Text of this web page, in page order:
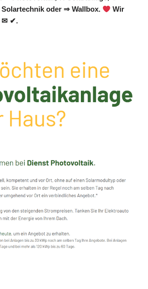
Solartechnik oder ⇒ Wallbox.
Wir
✉ ✔.